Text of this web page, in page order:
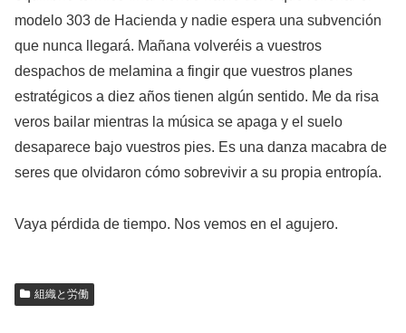
modelo 303 de Hacienda y nadie espera una subvención
que nunca llegará. Mañana volveréis a vuestros
despachos de melamina a fingir que vuestros planes
estratégicos a diez años tienen algún sentido. Me da risa
veros bailar mientras la música se apaga y el suelo
desaparece bajo vuestros pies. Es una danza macabra de
seres que olvidaron cómo sobrevivir a su propia entropía.
Vaya pérdida de tiempo. Nos vemos en el agujero.
組織と労働